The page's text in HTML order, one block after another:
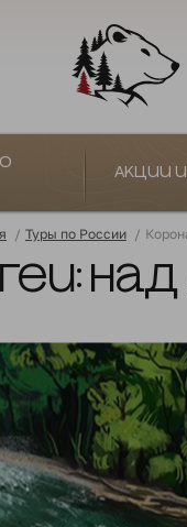
Акции
/ Туры по России /